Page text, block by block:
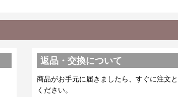
返品・交換について
商品がお手元に届きましたら、すぐに注文
ください。